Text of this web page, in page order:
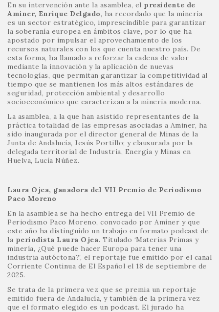
En su intervención ante la asamblea, el presidente de
Aminer, Enrique Delgado, ha recordado que la minería
es un sector estratégico, imprescindible para garantizar
la soberanía europea en ámbitos clave, por lo que ha
apostado por impulsar el aprovechamiento de los
recursos naturales con los que cuenta nuestro país. De
esta forma, ha llamado a reforzar la cadena de valor
mediante la innovación y la aplicación de nuevas
tecnologías, que permitan garantizar la competitividad al
tiempo que se mantienen los más altos estándares de
seguridad, protección ambiental y desarrollo
socioeconómico que caracterizan a la minería moderna.
La asamblea, a la que han asistido representantes de la
práctica totalidad de las empresas asociadas a Aminer, ha
sido inaugurada por el director general de Minas de la
Junta de Andalucía, Jesús Portillo; y clausurada por la
delegada territorial de Industria, Energía y Minas en
Huelva, Lucía Núñez.
Laura Ojea, ganadora del VII Premio de Periodismo
Paco Moreno
En la asamblea se ha hecho entrega del VII Premio de
Periodismo Paco Moreno, convocado por Aminer y que
este año ha distinguido un trabajo en formato podcast de
la periodista Laura Ojea. Titulado ‘Materias Primas y
minería, ¿Qué puede hacer Europa para tener una
industria autóctona?’, el reportaje fue emitido por el canal
Corriente Continua de El Español el 18 de septiembre de
2025.
Se trata de la primera vez que se premia un reportaje
emitido fuera de Andalucía, y también de la primera vez
que el formato elegido es un podcast. El jurado ha